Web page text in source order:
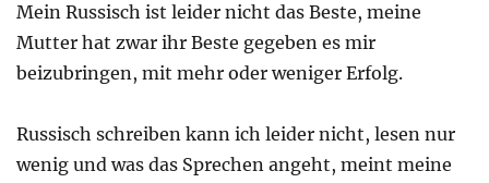
Mein Russisch ist leider nicht das Beste, meine
Mutter hat zwar ihr Beste gegeben es mir
beizubringen, mit mehr oder weniger Erfolg.
Russisch schreiben kann ich leider nicht, lesen nur
wenig und was das Sprechen angeht, meint meine